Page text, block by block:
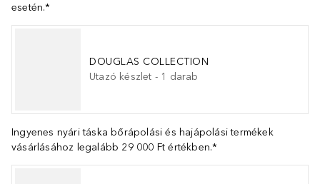
esetén.*
DOUGLAS COLLECTION
Utazó készlet - 1 darab
Ingyenes nyári táska bőrápolási és hajápolási termékek
vásárlásához legalább 29 000 Ft értékben.*